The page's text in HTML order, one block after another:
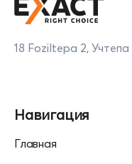
18 Foziltepa 2, Учтепа
Навигация
Главная